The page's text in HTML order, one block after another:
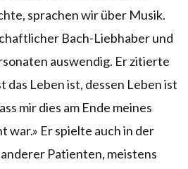
sprachen wir über Musik.
Bach-Liebhaber und
auswendig. Er zitierte
das Leben ist, dessen Leben ist
mir dies am Ende meines
war.» Er spielte auch in der
Patienten, meistens